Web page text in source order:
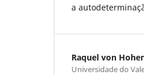
a
Raquel von
Universidade do